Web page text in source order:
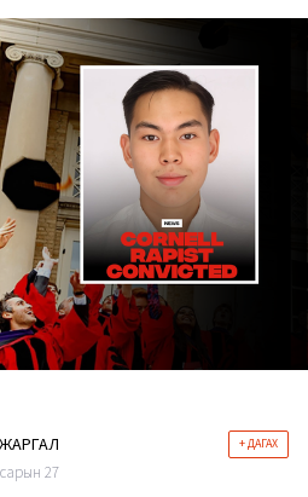
+ ДАГАХ
27